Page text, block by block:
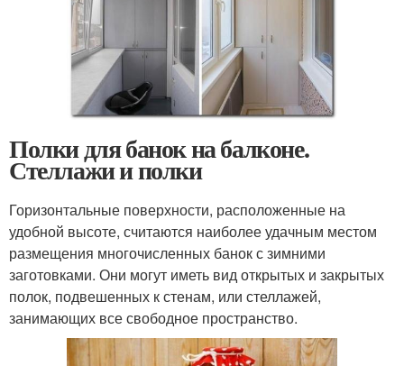
Полки для банок на балконе.
Стеллажи и полки
Горизонтальные поверхности, расположенные на
удобной высоте, считаются наиболее удачным местом
размещения многочисленных банок с зимними
заготовками. Они могут иметь вид открытых и закрытых
полок, подвешенных к стенам, или стеллажей,
занимающих все свободное пространство.